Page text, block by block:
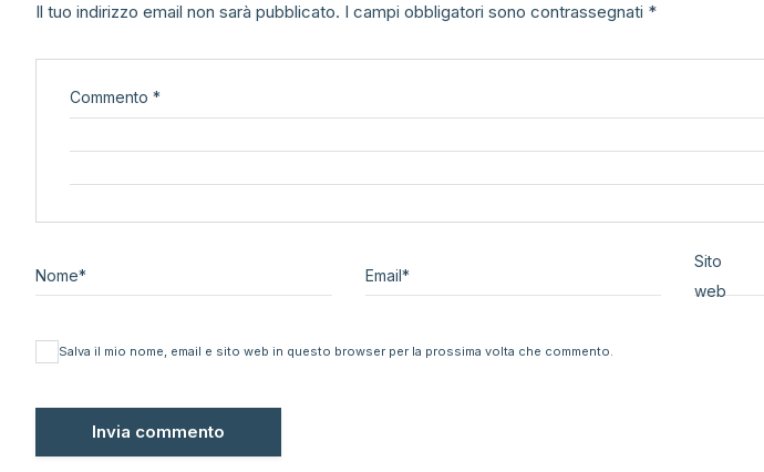
Il tuo indirizzo email non sarà pubblicato. I campi obbligatori sono contrassegnati *
Commento *
Nome* Email*
Sito
web
Salva il mio nome, email e sito web in questo browser per la prossima volta che commento.